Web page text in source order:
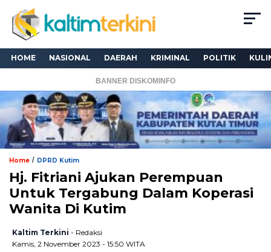
HOME NASIONAL DAERAH KRIMINAL POLITIK
BANNER DISKOMINFO
Home / DPRD Kutim
Hj. Fitriani Ajukan Perempuan
Untuk Tergabung Dalam Koperasi
Wanita Di Kutim
Kaltim Terkini - Redaksi
Kamis, 2 November 2023 - 15:50 WITA